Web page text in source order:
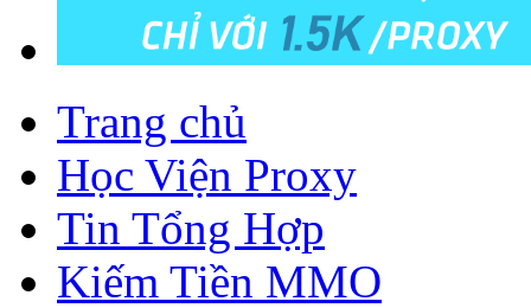
Trang chủ
Học Viện Proxy
Tin Tổng Hợp
Kiếm Tiền MMO